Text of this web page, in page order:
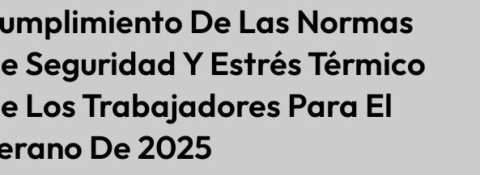
De Las Normas
Seguridad Y Estrés Térmico
Los Trabajadores Para El
De 2025